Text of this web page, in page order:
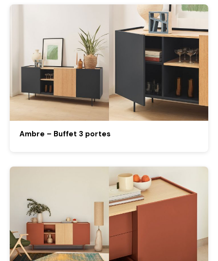
Ambre – Buffet 3 portes